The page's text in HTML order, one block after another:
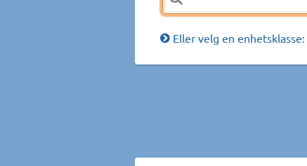
Eller velg en enhetsklasse: